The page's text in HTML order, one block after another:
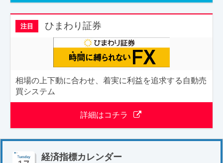
注目 ひまわり証券
相場の上下動に合わせ、着実に利益を追求する自動売
買システム
詳細はコチラ
経済指標カレンダー